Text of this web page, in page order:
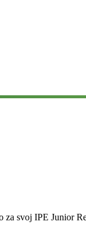
za svoj IPE Junior